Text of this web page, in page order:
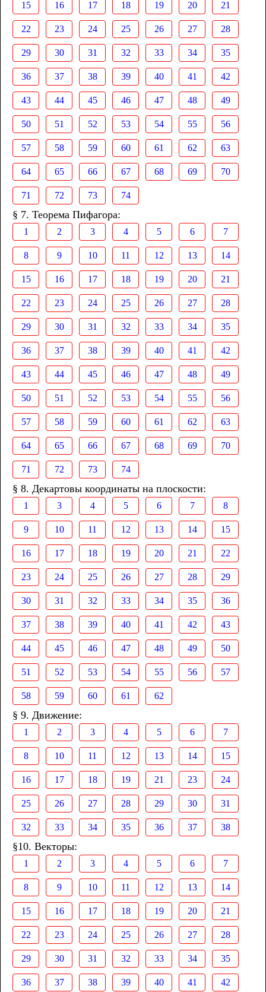
15 16 17 18 19 20 21
22 23 24 25 26 27 28
29 30 31 32 33 34 35
36 37 38 39 40 41 42
43 44 45 46 47 48 49
50 51 52 53 54 55 56
57 58 59 60 61 62 63
64 65 66 67 68 69 70
71 72 73 74
§ 7. Теорема Пифагора:
1 2 3 4 5 6 7
8 9 10 11 12 13 14
15 16 17 18 19 20 21
22 23 24 25 26 27 28
29 30 31 32 33 34 35
36 37 38 39 40 41 42
43 44 45 46 47 48 49
50 51 52 53 54 55 56
57 58 59 60 61 62 63
64 65 66 67 68 69 70
71 72 73 74
§ 8. Декартовы координаты на плоскости:
1 3 4 5 6 7 8
9 10 11 12 13 14 15
16 17 18 19 20 21 22
23 24 25 26 27 28 29
30 31 32 33 34 35 36
37 38 39 40 41 42 43
44 45 46 47 48 49 50
51 52 53 54 55 56 57
58 59 60 61 62
§ 9. Движение:
1 2 3 4 5 6 7
8 10 11 12 13 14 15
16 17 18 19 21 23 24
25 26 27 28 29 30 31
32 33 34 35 36 37 38
§10. Векторы:
1 2 3 4 5 6 7
8 9 10 11 12 13 14
15 16 17 18 19 20 21
22 23 24 25 26 27 28
29 30 31 32 33 34 35
36 37 38 39 40 41 42